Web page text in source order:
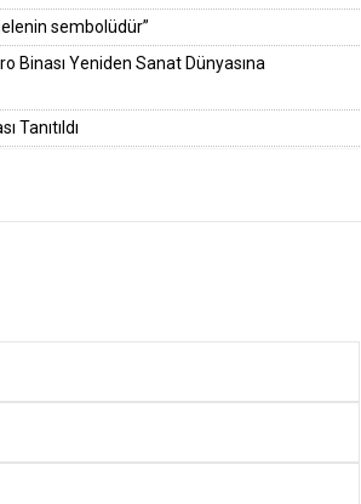
sembolüdür”
Binası Yeniden Sanat Dünyasına
Tanıtıldı